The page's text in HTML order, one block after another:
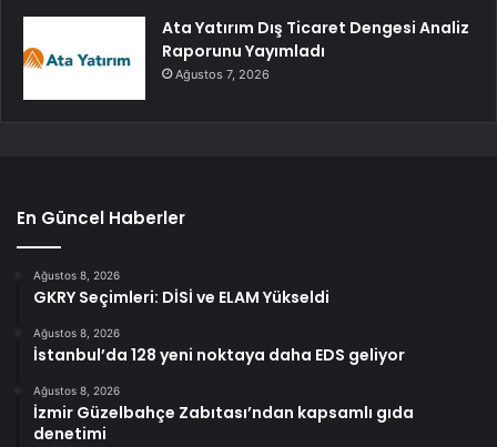
Ata Yatırım Dış Ticaret Dengesi Analiz
Raporunu Yayımladı
Ağustos 7, 2026
En Güncel Haberler
Ağustos 8, 2026
GKRY Seçimleri: DİSİ ve ELAM Yükseldi
Ağustos 8, 2026
İstanbul’da 128 yeni noktaya daha EDS geliyor
Ağustos 8, 2026
İzmir Güzelbahçe Zabıtası’ndan kapsamlı gıda
denetimi